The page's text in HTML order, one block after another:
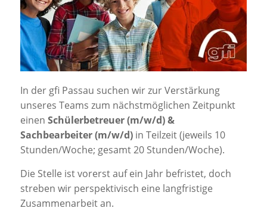
Jobportal
Presse und Medien
bbw e. V.
Karriere
Presse
News Archiv
In der gfi Passau suchen wir zur Verstärkung
unseres Teams zum nächstmöglichen Zeitpunkt
einen Schülerbetreuer (m/w/d) &
Sachbearbeiter (m/w/d) in Teilzeit (jeweils 10
Stunden/Woche; gesamt 20 Stunden/Woche).
Die Stelle ist vorerst auf ein Jahr befristet, doch
streben wir perspektivisch eine langfristige
Zusammenarbeit an.